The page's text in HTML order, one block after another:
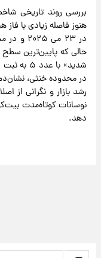
بررسی روند تاریخی
هنوز فاصله زیادی با
شدید»
در محدوده خنثی،
رشد بازار و نگرانی از
نوسانات کوتاه‌مدت
دهد.